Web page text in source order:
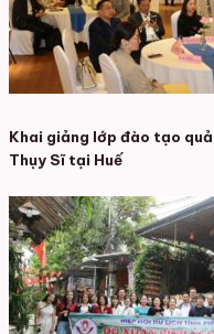
Khai giảng lớp đào tạo
Thụy Sĩ tại Huế